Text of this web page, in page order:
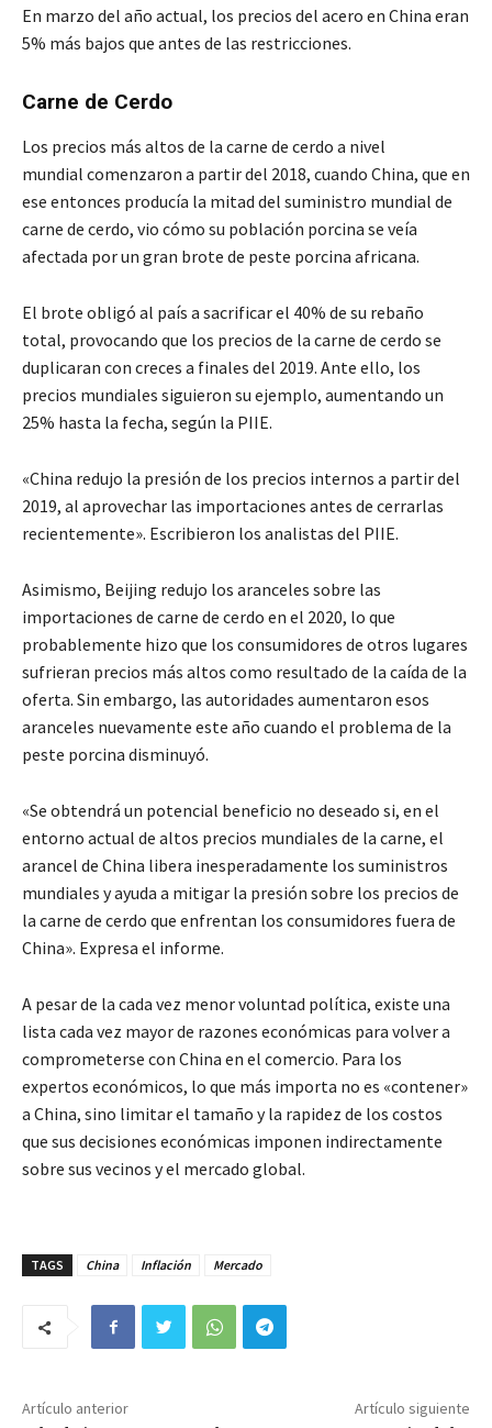
En marzo del año actual, los precios del acero en China eran
5% más bajos que antes de las restricciones.
Carne de Cerdo
Los precios más altos de la carne de cerdo a nivel
mundial comenzaron a partir del 2018, cuando China, que en
ese entonces producía la mitad del suministro mundial de
carne de cerdo, vio cómo su población porcina se veía
afectada por un gran brote de peste porcina africana.
El brote obligó al país a sacrificar el 40% de su rebaño
total, provocando que los precios de la carne de cerdo se
duplicaran con creces a finales del 2019. Ante ello, los
precios mundiales siguieron su ejemplo, aumentando un
25% hasta la fecha, según la PIIE.
«China redujo la presión de los precios internos a partir del
2019, al aprovechar las importaciones antes de cerrarlas
recientemente». Escribieron los analistas del PIIE.
Asimismo, Beijing redujo los aranceles sobre las
importaciones de carne de cerdo en el 2020, lo que
probablemente hizo que los consumidores de otros lugares
sufrieran precios más altos como resultado de la caída de la
oferta. Sin embargo, las autoridades aumentaron esos
aranceles nuevamente este año cuando el problema de la
peste porcina disminuyó.
«Se obtendrá un potencial beneficio no deseado si, en el
entorno actual de altos precios mundiales de la carne, el
arancel de China libera inesperadamente los suministros
mundiales y ayuda a mitigar la presión sobre los precios de
la carne de cerdo que enfrentan los consumidores fuera de
China». Expresa el informe.
A pesar de la cada vez menor voluntad política, existe una
lista cada vez mayor de razones económicas para volver a
comprometerse con China en el comercio. Para los
expertos económicos, lo que más importa no es «contener»
a China, sino limitar el tamaño y la rapidez de los costos
que sus decisiones económicas imponen indirectamente
sobre sus vecinos y el mercado global.
TAGS China Inflación Mercado
Artículo anterior Artículo siguiente